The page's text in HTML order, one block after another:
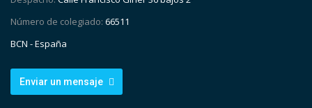
Número de colegiado: 66511
BCN - España
Enviar un mensaje